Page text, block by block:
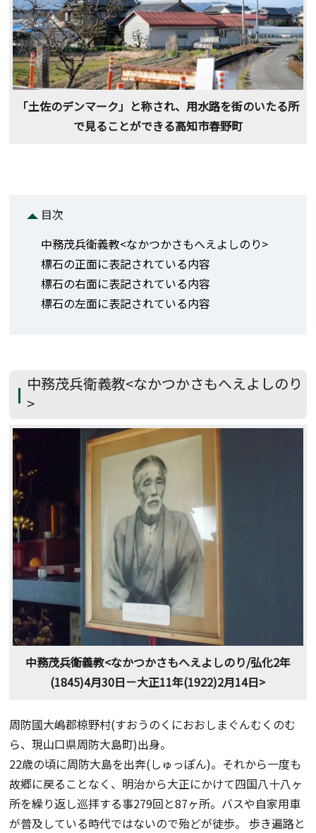
「土佐のデンマーク」と称され、用水路を街のいたる所
で見ることができる高知市春野町
目次
中務茂兵衛義教<なかつかさもへえよしのり>
標石の正面に表記されている内容
標石の右面に表記されている内容
標石の左面に表記されている内容
中務茂兵衛義教<なかつかさもへえよしのり
>
中務茂兵衛義教<なかつかさもへえよしのり/弘化2年
(1845)4月30日－大正11年(1922)2月14日>
周防國大嶋郡椋野村(すおうのくにおおしまぐんむくのむ
ら、現山口県周防大島町)出身。
22歳の頃に周防大島を出奔(しゅっぽん)。それから一度も
故郷に戻ることなく、明治から大正にかけて四国八十八ヶ
所を繰り返し巡拝する事279回と87ヶ所。バスや自家用車
が普及している時代ではないので殆どが徒歩。 歩き遍路と